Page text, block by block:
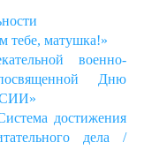
тебе, матушка!»
военно-
Дню
достижения
дела /